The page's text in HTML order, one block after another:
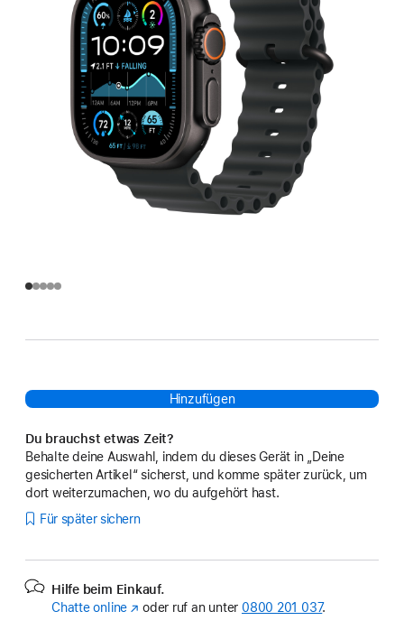
Hinzufügen
Du brauchst etwas Zeit?
Behalte deine Auswahl, indem du dieses Gerät in „Deine
gesicherten Artikel“ sicherst, und komme später zurück, um
dort weiterzumachen, wo du aufgehört hast.
Für später sichern
Hilfe beim Einkauf.
Chatte online (Öffnet
oder ruf an unter 0800 201 037.